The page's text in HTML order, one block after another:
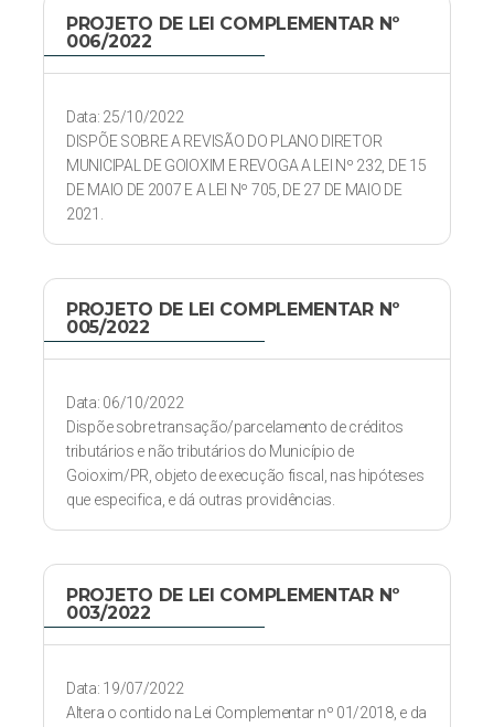
PROJETO DE LEI COMPLEMENTAR Nº
006/2022
Data: 25/10/2022
DISPÕE SOBRE A REVISÃO DO PLANO DIRETOR
MUNICIPAL DE GOIOXIM E REVOGA A LEI Nº 232, DE 15
DE MAIO DE 2007 E A LEI Nº 705, DE 27 DE MAIO DE
2021.
PROJETO DE LEI COMPLEMENTAR Nº
005/2022
Data: 06/10/2022
Dispõe sobre transação/parcelamento de créditos
tributários e não tributários do Município de
Goioxim/PR, objeto de execução fiscal, nas hipóteses
que especifica, e dá outras providências.
PROJETO DE LEI COMPLEMENTAR Nº
003/2022
Data: 19/07/2022
Altera o contido na Lei Complementar nº 01/2018, e da